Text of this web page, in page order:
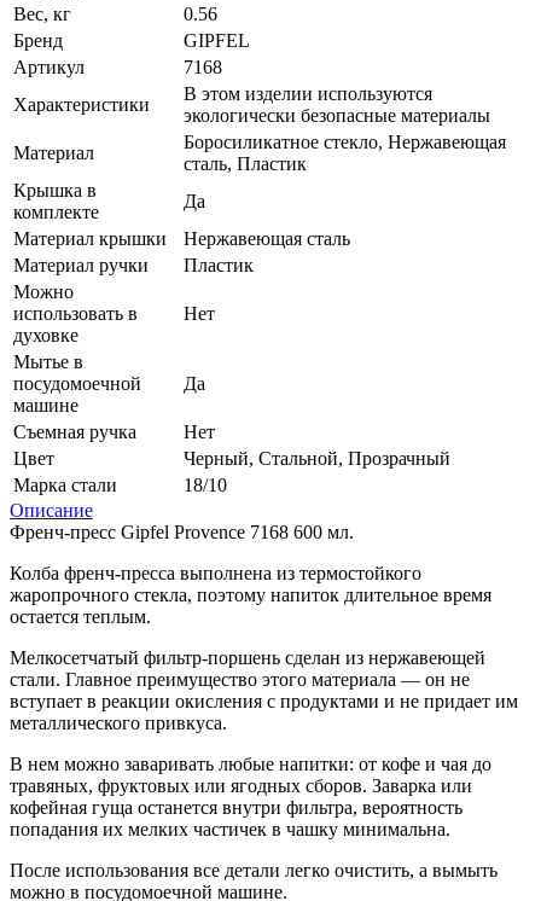
Вес, кг
0.56
Бренд
GIPFEL
Артикул
7168
Характеристики
В этом изделии используются
экологически безопасные материалы
Материал
Боросиликатное стекло, Нержавеющая
сталь, Пластик
Крышка в
комплекте
Да
Материал крышки
Нержавеющая сталь
Материал ручки
Пластик
Можно
использовать в
духовке
Нет
Мытье в
посудомоечной
машине
Да
Съемная ручка
Нет
Цвет
Черный, Стальной, Прозрачный
Марка стали
18/10
Описание
Френч-пресс Gipfel Provence 7168 600 мл.
Колба френч-пресса выполнена из термостойкого
жаропрочного стекла, поэтому напиток длительное время
остается теплым.
Мелкосетчатый фильтр-поршень сделан из нержавеющей
стали. Главное преимущество этого материала — он не
вступает в реакции окисления с продуктами и не придает им
металлического привкуса.
В нем можно заваривать любые напитки: от кофе и чая до
травяных, фруктовых или ягодных сборов. Заварка или
кофейная гуща останется внутри фильтра, вероятность
попадания их мелких частичек в чашку минимальна.
После использования все детали легко очистить, а вымыть
можно в посудомоечной машине.